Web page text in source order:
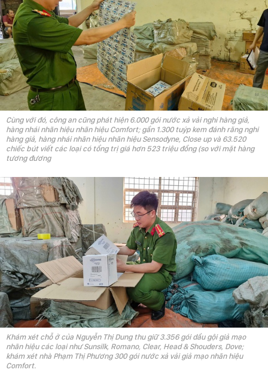
Cùng với đó, công an cũng phát hiện 6.000 gói nước xả vải nghi hàng giả,
hàng nhái nhãn hiệu nhãn hiệu Comfort; gần 1.300 tuýp kem đánh răng nghi
hàng giả, hàng nhái nhãn hiệu nhãn hiệu Sensodyne, Close up và 63.520
chiếc bút viết các loại có tổng trị giá hơn 523 triệu đồng (so với mặt hàng
tương đương
Khám xét chỗ ở của Nguyễn Thị Dung thu giữ 3.356 gói dầu gội giả mạo
nhãn hiệu các loại như Sunsilk, Romano, Clear, Head & Shouders, Dove;
khám xét nhà Phạm Thị Phương 300 gói nước xả vải giả mạo nhãn hiệu
Comfort.